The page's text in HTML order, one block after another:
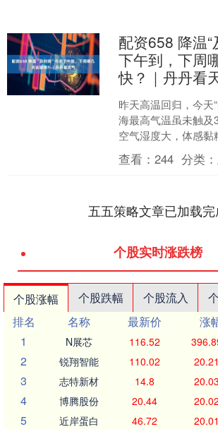
配资658 降温“
下午到，下周
快？｜丹丹看
昨天高温回归，今天
海最高气温虽未触
空气湿度大，体感黏
之不去，出门几步就
温的“及时雨”已准....
查看：244 分类：
五五策略文章已加载
个股实时涨跌榜
个股涨幅 个股跌幅 个股流入
排名
名称 最新价 涨
1
N展芯 116.52
2 锐翔智能 110.02
3 志特新材 14.8
4 博腾股份 20.44
5 近岸蛋白 46.72